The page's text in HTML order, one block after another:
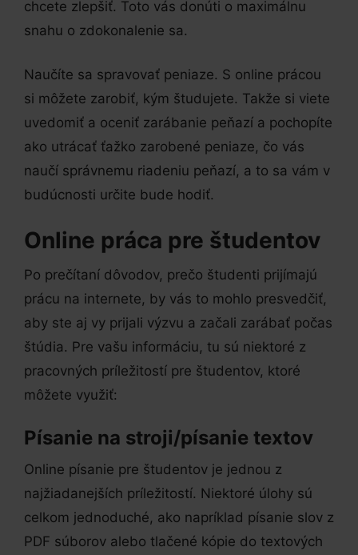
chcete zlepšiť. Toto vás donúti o maximálnu
snahu o zdokonalenie sa.
Naučíte sa spravovať peniaze. S online prácou
si môžete zarobiť, kým študujete. Takže si viete
uvedomiť a oceniť zarábanie peňazí a pochopíte
ako utrácať ťažko zarobené peniaze, čo vás
naučí správnemu riadeniu peňazí, a to sa vám v
budúcnosti určite bude hodiť.
Online práca pre študentov
Po prečítaní dôvodov, prečo študenti prijímajú
prácu na internete, by vás to mohlo presvedčiť,
aby ste aj vy prijali výzvu a začali zarábať počas
štúdia. Pre vašu informáciu, tu sú niektoré z
pracovných príležitostí pre študentov, ktoré
môžete využiť:
Písanie na stroji/písanie textov
Online písanie pre študentov je jednou z
najžiadanejších príležitostí. Niektoré úlohy sú
celkom jednoduché, ako napríklad písanie slov z
PDF súborov alebo tlačené kópie do textových